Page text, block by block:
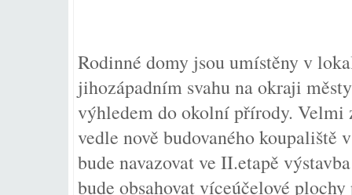
Rodinné domy jsou umístěny v
jihozápadním svahu na okraji
výhledem do okolní přírody.
vedle nově budovaného koupaliště
bude navazovat ve II.etapě
bude obsahovat víceúčelové